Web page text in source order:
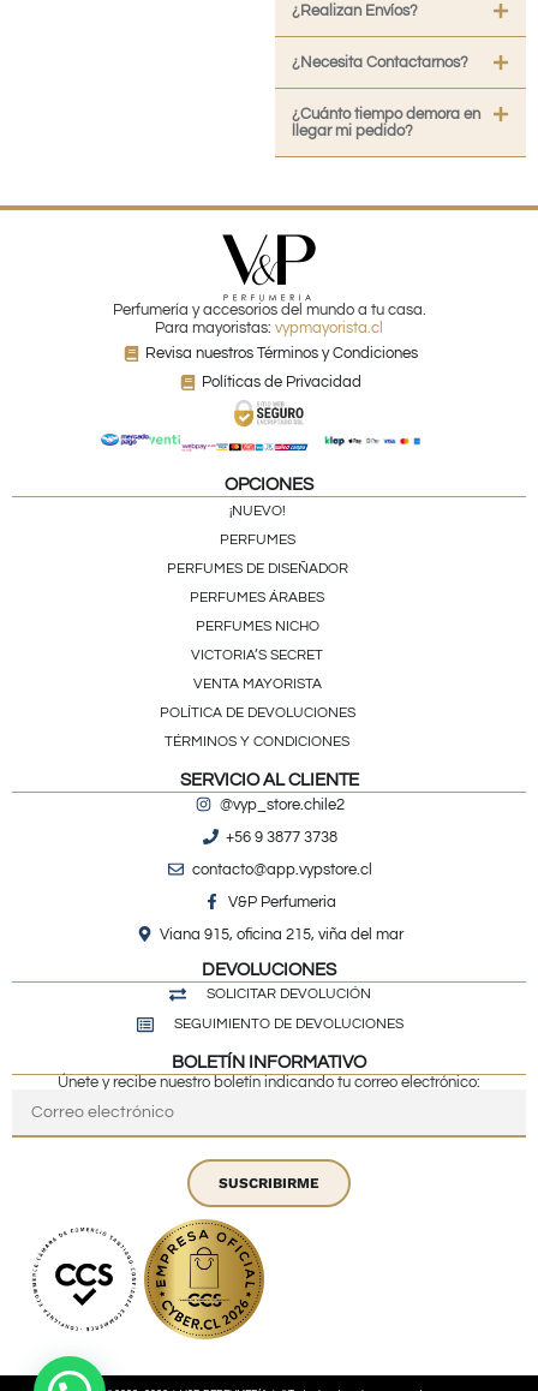
¿Realizan Envíos?
¿Necesita Contactarnos?
¿Cuánto tiempo demora en
llegar mi pedido?
Perfumería y accesorios del mundo a tu casa.
Para mayoristas: vypmayorista.cl
Revisa nuestros Términos y Condiciones
Políticas de Privacidad
OPCIONES
¡NUEVO!
PERFUMES
PERFUMES DE DISEÑADOR
PERFUMES ÁRABES
PERFUMES NICHO
VICTORIA’S SECRET
VENTA MAYORISTA
POLÍTICA DE DEVOLUCIONES
TÉRMINOS Y CONDICIONES
SERVICIO AL CLIENTE
@vyp_store.chile2
+56 9 3877 3738
contacto@app.vypstore.cl
V&P Perfumeria
Viana 915, oficina 215, viña del mar
DEVOLUCIONES
SOLICITAR DEVOLUCIÓN
SEGUIMIENTO DE DEVOLUCIONES
BOLETÍN INFORMATIVO
Únete y recibe nuestro boletín indicando tu correo electrónico:
SUSCRIBIRME